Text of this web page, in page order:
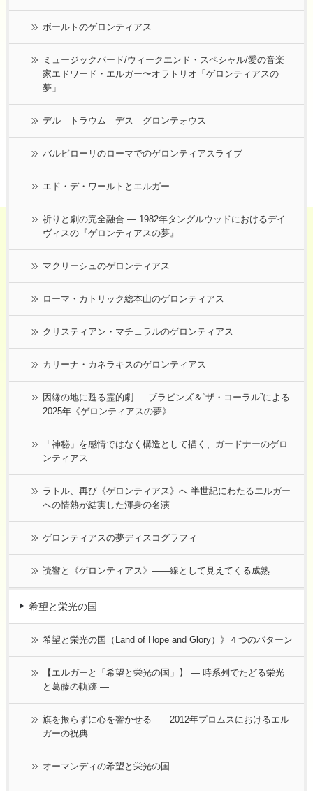
ボールトのゲロンティアス
ミュージックバード/ウィークエンド・スペシャル/愛の音楽
家エドワード・エルガー〜オラトリオ「ゲロンティアスの
夢」
デル トラウム デス グロンテォウス
バルビローリのローマでのゲロンティアスライブ
エド・デ・ワールトとエルガー
祈りと劇の完全融合 ― 1982年タングルウッドにおけるデイ
ヴィスの『ゲロンティアスの夢』
マクリーシュのゲロンティアス
ローマ・カトリック総本山のゲロンティアス
クリスティアン・マチェラルのゲロンティアス
カリーナ・カネラキスのゲロンティアス
因縁の地に甦る霊的劇 ― ブラビンズ＆“ザ・コーラル”による
2025年《ゲロンティアスの夢》
「神秘」を感情ではなく構造として描く、ガードナーのゲロ
ンティアス
ラトル、再び《ゲロンティアス》へ 半世紀にわたるエルガー
への情熱が結実した渾身の名演
ゲロンティアスの夢ディスコグラフィ
読響と《ゲロンティアス》——線として見えてくる成熟
希望と栄光の国
希望と栄光の国（Land of Hope and Glory）》４つのパターン
【エルガーと「希望と栄光の国」】 ― 時系列でたどる栄光
と葛藤の軌跡 ―
旗を振らずに心を響かせる――2012年プロムスにおけるエル
ガーの祝典
オーマンディの希望と栄光の国